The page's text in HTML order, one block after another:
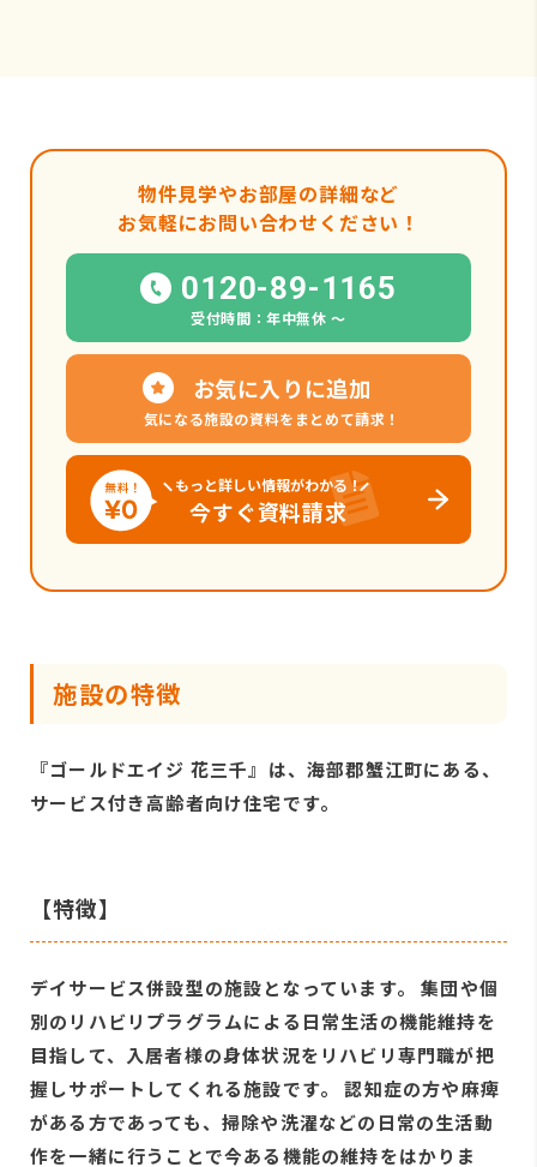
物件見学やお部屋の詳細など
お気軽にお問い合わせください！
0120-89-1165
受付時間：年中無休 〜
お気に入りに追加
気になる施設の資料をまとめて請求！
もっと詳しい情報がわかる！
今すぐ資料請求
施設の特徴
『ゴールドエイジ 花三千』は、海部郡蟹江町にある、
サービス付き高齢者向け住宅です。
【特徴】
デイサービス併設型の施設となっています。 集団や個
別のリハビリプラグラムによる日常生活の機能維持を
目指して、入居者様の身体状況をリハビリ専門職が把
握しサポートしてくれる施設です。 認知症の方や麻痺
がある方であっても、掃除や洗濯などの日常の生活動
作を一緒に行うことで今ある機能の維持をはかりま